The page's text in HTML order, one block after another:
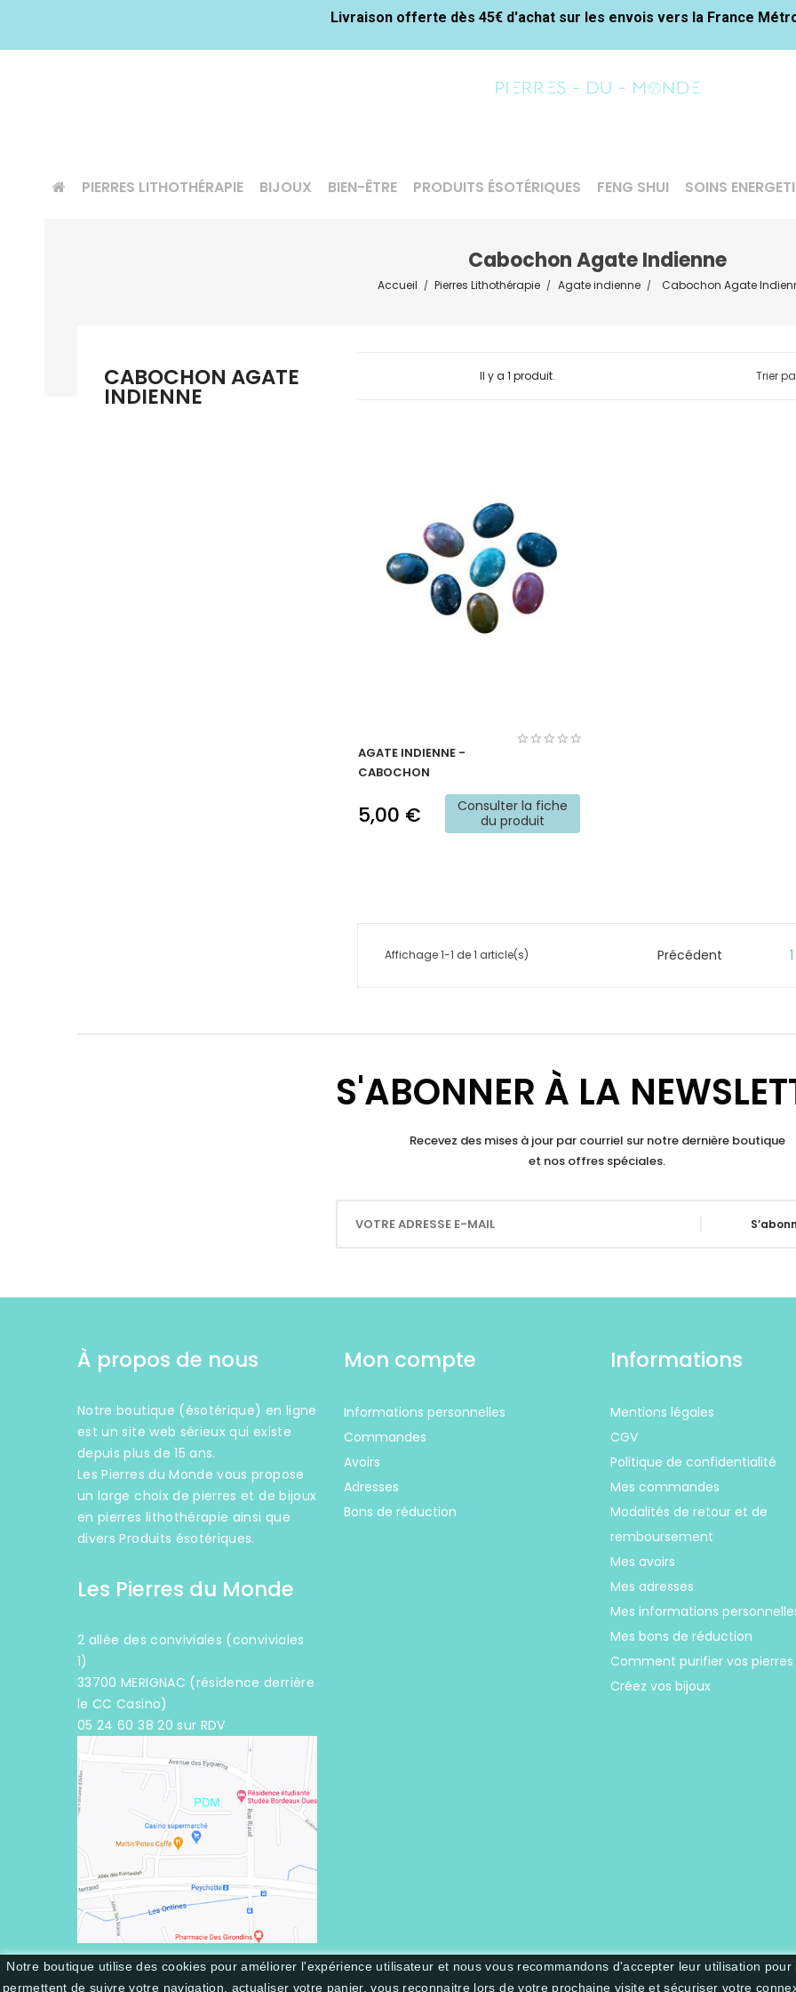
Livraison offerte dès 45€ d'achat sur les envois vers la France
PIERRES LITHOTHÉRAPIE BIJOUX BIEN-ÊTRE PRODUITS ÉSOTÉRIQUES FENG SHUI SOINS
Cabochon Agate Indienne
Accueil Pierres Lithothérapie Agate indienne Cabochon Agate
CABOCHON AGATE
INDIENNE
Il y a 1 produit. Trier
AGATE INDIENNE -
CABOCHON
5,00 €
Consulter la fiche
du produit
Affichage 1-1 de 1 article(s) Précédent 1
S'ABONNER À LA
Recevez des mises à jour par courriel sur notre dernière boutique
et nos offres spéciales.
Notre boutique utilise des cookies pour améliorer l'expérience utilisateur et nous vous recommandons d'accepter leur utilisation
permettent de suivre votre navigation, actualiser votre panier, vous reconnaitre lors de votre prochaine visite et sécuriser votre
À propos de nous
Notre boutique (ésotérique) en ligne
est un site web sérieux qui existe
depuis plus de 15 ans.
Les Pierres du Monde vous propose
un large choix de pierres et de bijoux
en pierres lithothérapie ainsi que
divers Produits ésotériques.
Les Pierres du Monde
2 allée des conviviales (conviviales
1)
33700 MERIGNAC (résidence derrière
le CC Casino)
05 24 60 38 20 sur RDV
Mon compte
Informations personnelles
Commandes
Avoirs
Adresses
Bons de réduction
Informations
Mentions légales
CGV
Politique de confidentialité
Mes commandes
Modalités de retour et de
remboursement
Mes avoirs
Mes adresses
Mes informations
Mes bons de réduction
Comment purifier vos pierres
Créez vos bijoux